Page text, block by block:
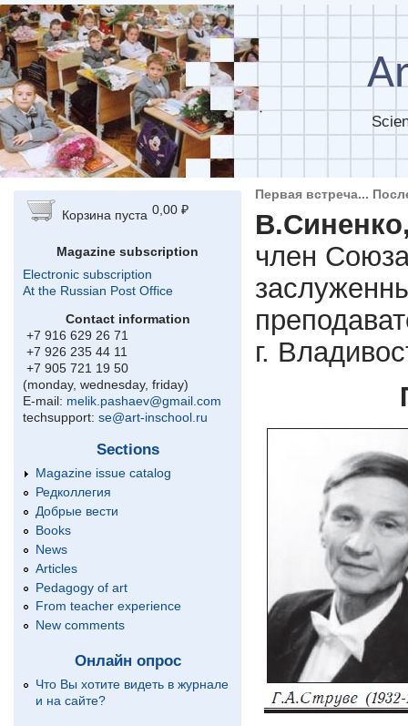
Skip to main content
Корзина пуста 0,00 ₽
Magazine subscription
Electronic subscription
At the Russian Post Office
Contact information
+7 916 629 26 71
+7 926 235 44 11
+7 905 721 19 50
(monday, wednesday, friday)
E-mail: melik.pashaev@gmail.com
techsupport: se@art-inschool.ru
Sections
Magazine issue catalog
Редколлегия
Добрые вести
Books
News
Articles
Pedagogy of art
From teacher experience
New comments
Онлайн опрос
Что Вы хотите видеть в журнале
и на сайте?
Первая встреча...
член
г.